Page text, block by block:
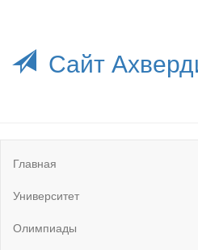
Сайт
Главная
Университет
Олимпиады